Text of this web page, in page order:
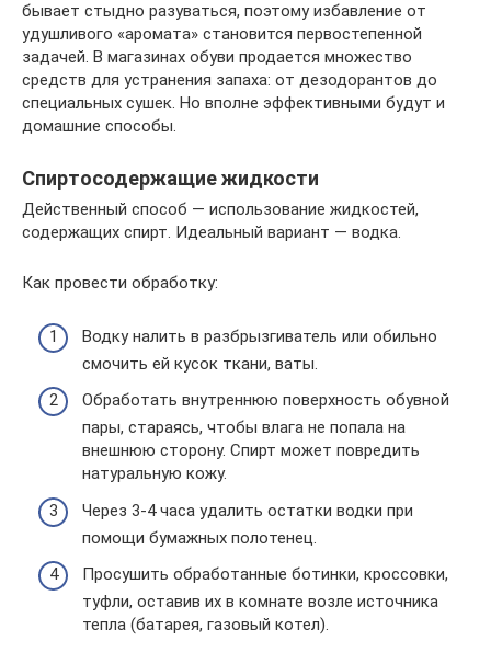
бывает стыдно разуваться, поэтому избавление от
удушливого «аромата» становится первостепенной
задачей. В магазинах обуви продается множество
средств для устранения запаха: от дезодорантов до
специальных сушек. Но вполне эффективными будут и
домашние способы.
Спиртосодержащие жидкости
Действенный способ — использование жидкостей,
содержащих спирт. Идеальный вариант — водка.
Как провести обработку:
Водку налить в разбрызгиватель или обильно
смочить ей кусок ткани, ваты.
Обработать внутреннюю поверхность обувной
пары, стараясь, чтобы влага не попала на
внешнюю сторону. Спирт может повредить
натуральную кожу.
Через 3-4 часа удалить остатки водки при
помощи бумажных полотенец.
Просушить обработанные ботинки, кроссовки,
туфли, оставив их в комнате возле источника
тепла (батарея, газовый котел).